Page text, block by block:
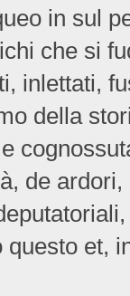
in sul
che si
inlettati,
della
de
questo et,